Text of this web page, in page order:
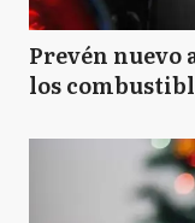
Prevén nuevo
los